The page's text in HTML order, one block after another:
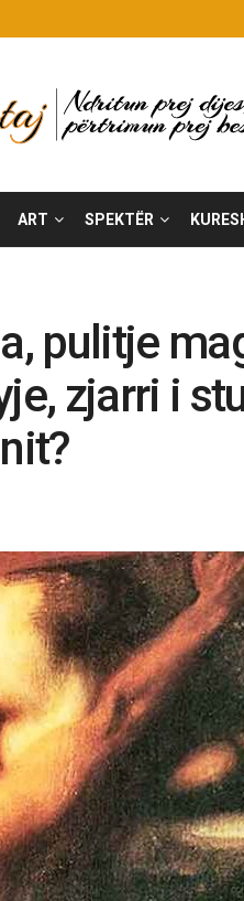
ART SPEKTËR
pulitje
zjarri i